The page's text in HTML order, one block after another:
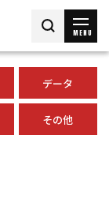
MENU
データ
その他